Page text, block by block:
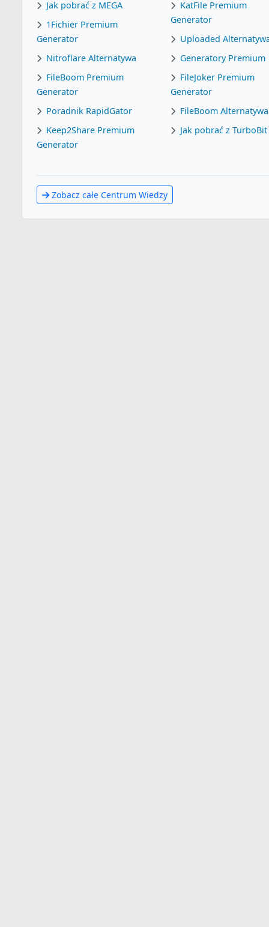
Jak pobrać z MEGA
1Fichier Premium
Generator
Nitroflare Alternatywa
FileBoom Premium
Generator
Poradnik RapidGator
Keep2Share Premium
Generator
KatFile Premium
Generator
Uploaded
Generatory Premium
FileJoker Premium
Generator
FileBoom Alternatywa
Jak pobrać z TurboBit
Zobacz całe Centrum Wiedzy